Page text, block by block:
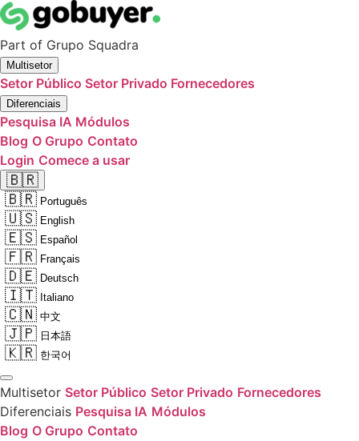
Part of Grupo Squadra
Multisetor
Setor Público Setor Privado Fornecedores
Diferenciais
Pesquisa IA Módulos
Blog O Grupo Contato
Login Comece a usar
🇧🇷
🇧🇷 Português
🇺🇸 English
🇪🇸 Español
🇫🇷 Français
🇩🇪 Deutsch
🇮🇹 Italiano
🇨🇳 中文
🇯🇵 日本語
🇰🇷 한국어
Multisetor Setor Público Setor Privado Fornecedores
Diferenciais Pesquisa IA Módulos
Blog O Grupo Contato